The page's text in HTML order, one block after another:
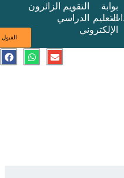
التقويم
الدراسي
الزائرون
E
W
h
F
a